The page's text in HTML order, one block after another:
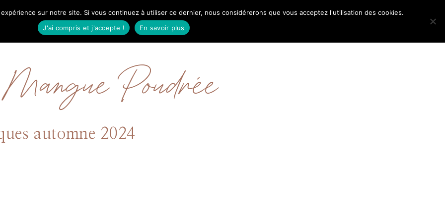
MODE VOYAGES
Mangue Poudrée
automne 2024
sur notre site. Si vous continuez à utiliser ce dernier, nous considérerons que vous acceptez l'utilisation des cookies.
J'ai compris et j'accepte !
En savoir plus